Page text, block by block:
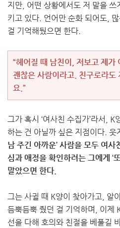
지만, 어떤 상황에서도 저 말을
키고 있다. 언어만 순화 되어도,
걸 기억해뒀으면 한다.
“헤어질 때 남친이, 저보고 제가
괜찮은 사람이라고. 친구로라도
요.”
그가 혹시 ‘여사친 수집가’라서, K
하는 건 아닐까 싶은 지점이다. 웃
남 주긴 아까운’ 사람을 모두 여
심과 애정을 확인하려는 그에게 ‘
말았으면 한다.
그는 사귈 때 K양이 찾아가고, 알
듬뿍듬뿍 줬던 걸 기억하며, 이제
선을 다해 호의와 친절을 베풀길